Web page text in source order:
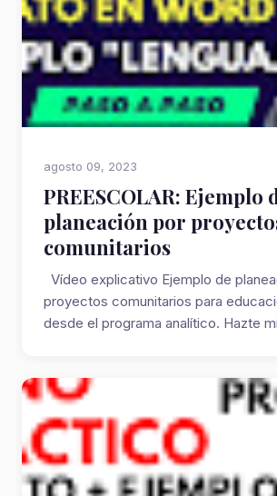
agosto 09, 2023
PREESCOLAR: Ejemplo
planeación por
comunitarios
Vídeo explicativo Ejemplo de
proyectos comunitarios para
desde el programa analítico. Hazte